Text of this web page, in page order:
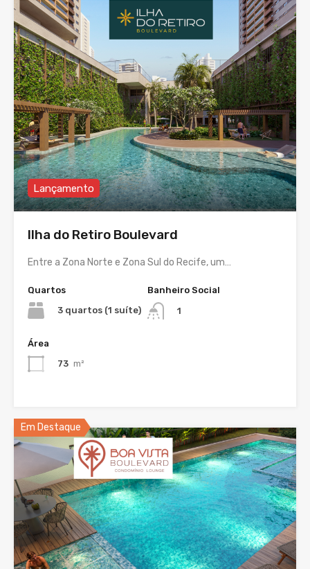
Lançamento
Ilha do Retiro Boulevard
Entre a Zona Norte e Zona Sul do Recife, um…
Quartos
3 quartos (1 suíte)
Banheiro Social
1
Área
73 m²
Em Destaque